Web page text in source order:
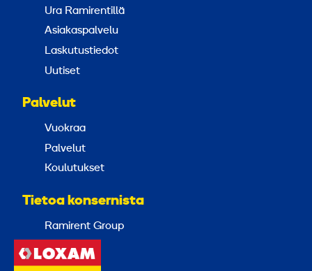
Ura Ramirentillä
Asiakaspalvelu
Laskutustiedot
Uutiset
Palvelut
Vuokraa
Palvelut
Koulutukset
Tietoa konsernista
Ramirent Group